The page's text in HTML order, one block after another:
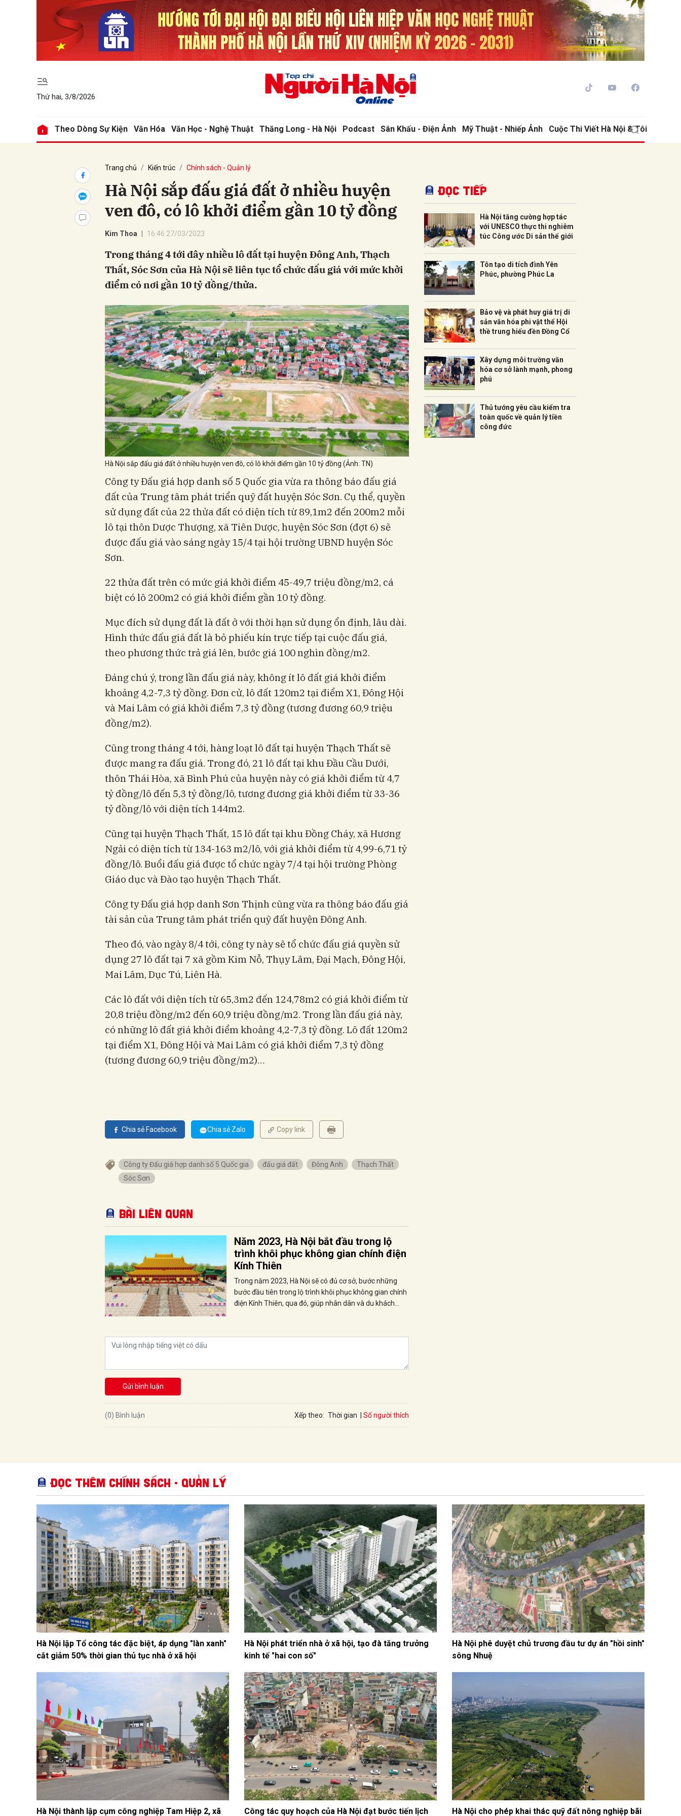
Thứ hai, 3/8/2026
Theo Dòng Sự Kiện Văn Hóa Văn Học - Nghệ Thuật Thăng Long - Hà Nội Podcast Sân Khấu - Điện Ảnh Mỹ Thuật - Nhiếp Ảnh Cuộc Thi Viết Hà Nội & Tôi
Trang chủ Kiến trúc Chính sách - Quản lý
Hà Nội sắp đấu giá đất ở nhiều huyện
ven đô, có lô khởi điểm gần 10 tỷ đồng
Kim Thoa 16:46 27/03/2023
Trong tháng 4 tới đây nhiều lô đất tại huyện Đông Anh, Thạch
Thất, Sóc Sơn của Hà Nội sẽ liên tục tổ chức đấu giá với mức khởi
điểm có nơi gần 10 tỷ đồng/thửa.
Hà Nội sắp đấu giá đất ở nhiều huyện ven đô, có lô khởi điểm gần 10 tỷ đồng (Ảnh: TN)
Công ty Đấu giá hợp danh số 5 Quốc gia vừa ra thông báo đấu giá
đất của Trung tâm phát triển quỹ đất huyện Sóc Sơn. Cụ thể, quyền
sử dụng đất của 22 thửa đất có diện tích từ 89,1m2 đến 200m2 mỗi
lô tại thôn Dược Thượng, xã Tiên Dược, huyện Sóc Sơn (đợt 6) sẽ
được đấu giá vào sáng ngày 15/4 tại hội trường UBND huyện Sóc
Sơn.
22 thửa đất trên có mức giá khởi điểm 45-49,7 triệu đồng/m2, cá
biệt có lô 200m2 có giá khởi điểm gần 10 tỷ đồng.
Mục đích sử dụng đất là đất ở với thời hạn sử dụng ổn định, lâu dài.
Hình thức đấu giá đất là bỏ phiếu kín trực tiếp tại cuộc đấu giá,
theo phương thức trả giá lên, bước giá 100 nghìn đồng/m2.
Đáng chú ý, trong lần đấu giá này, không ít lô đất giá khởi điểm
khoảng 4,2-7,3 tỷ đồng. Đơn cử, lô đất 120m2 tại điểm X1, Đông Hội
và Mai Lâm có giá khởi điểm 7,3 tỷ đồng (tương đương 60,9 triệu
đồng/m2).
Cũng trong tháng 4 tới, hàng loạt lô đất tại huyện Thạch Thất sẽ
được mang ra đấu giá. Trong đó, 21 lô đất tại khu Đầu Cầu Dưới,
thôn Thái Hòa, xã Bình Phú của huyện này có giá khởi điểm từ 4,7
tỷ đồng/lô đến 5,3 tỷ đồng/lô, tương đương giá khởi điểm từ 33-36
tỷ đồng/lô với diện tích 144m2.
Cũng tại huyện Thạch Thất, 15 lô đất tại khu Đồng Cháy, xã Hương
Ngải có diện tích từ 134-163 m2/lô, với giá khởi điểm từ 4,99-6,71 tỷ
đồng/lô. Buổi đấu giá được tổ chức ngày 7/4 tại hội trường Phòng
Giáo dục và Đào tạo huyện Thạch Thất.
Công ty Đấu giá hợp danh Sơn Thịnh cũng vừa ra thông báo đấu giá
tài sản của Trung tâm phát triển quỹ đất huyện Đông Anh.
Theo đó, vào ngày 8/4 tới, công ty này sẽ tổ chức đấu giá quyền sử
dụng 27 lô đất tại 7 xã gồm Kim Nỗ, Thụy Lâm, Đại Mạch, Đông Hội,
Mai Lâm, Dục Tú, Liên Hà.
Các lô đất với diện tích từ 65,3m2 đến 124,78m2 có giá khởi điểm từ
20,8 triệu đồng/m2 đến 60,9 triệu đồng/m2. Trong lần đấu giá này,
có những lô đất giá khởi điểm khoảng 4,2-7,3 tỷ đồng. Lô đất 120m2
tại điểm X1, Đông Hội và Mai Lâm có giá khởi điểm 7,3 tỷ đồng
(tương đương 60,9 triệu đồng/m2)…
Chia sẻ Facebook Chia sẻ Zalo Copy link
Công ty Đấu giá hợp danh số 5 Quốc gia đấu giá đất Đông Anh
Thạch Thất
Sóc Sơn
Bài liên quan
Năm 2023, Hà Nội bắt đầu trong lộ
trình khôi phục không gian chính điện
Kính Thiên
Trong năm 2023, Hà Nội sẽ có đủ cơ sở, bước những
bước đầu tiên trong lộ trình khôi phục không gian chính
điện Kính Thiên, qua đó, giúp nhân dân và du khách
nghi, lộng lẫy tiêu biểu cho Hoàng thành Thăng Long,
Gửi bình luận
(0) Bình luận Xếp theo: Thời gian Số người thích
Đọc tiếp
Hà Nội tăng cường hợp tác
với UNESCO thực thi nghiêm
túc Công ước Di sản thế giới
Tôn tạo di tích đình Yên
Phúc, phường Phúc La
Bảo vệ và phát huy giá trị di
sản văn hóa phi vật thể Hội
thề trung hiếu đền Đồng Cổ
Xây dựng môi trường văn
hóa cơ sở lành mạnh, phong
phú
Thủ tướng yêu cầu kiểm tra
toàn quốc về quản lý tiền
công đức
Đọc thêm Chính sách - Quản lý
Hà Nội lập Tổ công tác đặc biệt, áp dụng "làn xanh"
cắt giảm 50% thời gian thủ tục nhà ở xã hội
Hà Nội phát triển nhà ở xã hội, tạo đà tăng trưởng
kinh tế "hai con số"
Hà Nội phê duyệt chủ trương đầu tư dự án "hồi sinh"
sông Nhuệ
Hà Nội thành lập cụm công nghiệp Tam Hiệp 2, xã Công tác quy hoạch của Hà Nội đạt bước tiến lịch Hà Nội cho phép khai thác quỹ đất nông nghiệp bãi
Gửi bình luận